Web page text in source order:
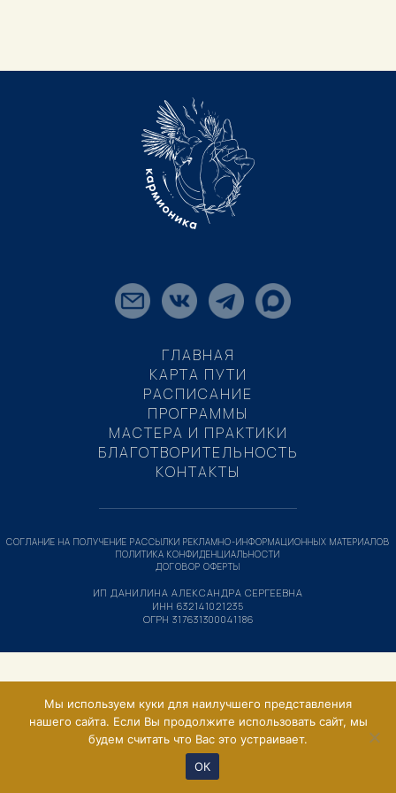
ГЛАВНАЯ
КАРТА ПУТИ
РАСПИСАНИЕ
ПРОГРАММЫ
МАСТЕРА И ПРАКТИКИ
БЛАГОТВОРИТЕЛЬНОСТЬ
КОНТАКТЫ
ИП ДАНИЛИНА АЛЕКСАНДРА СЕРГЕЕВНА
ИНН 632141021235
ОГРН 317631300041186
СОГЛАНИЕ НА ПОЛУЧЕНИЕ РАССЫЛКИ РЕКЛАМНО-ИНФОРМАЦИОННЫХ МАТЕРИАЛОВ
ПОЛИТИКА КОНФИДЕНЦИАЛЬНОСТИ
ДОГОВОР ОФЕРТЫ
Мы используем куки для наилучшего представления
нашего сайта. Если Вы продолжите использовать сайт, мы
будем считать что Вас это устраивает.
ОК